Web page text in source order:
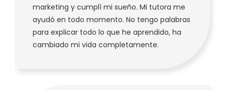
marketing y cumplí mi sueño. Mi tutora me
ayudó en todo momento. No tengo palabras
para explicar todo lo que he aprendido, ha
cambiado mi vida completamente.